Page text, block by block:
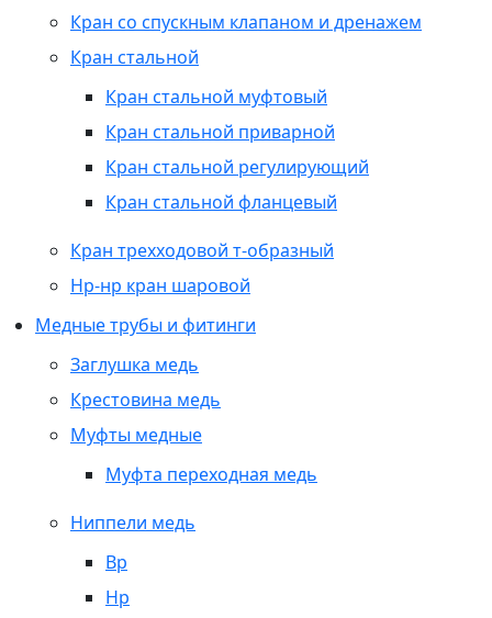
Кран со спускным клапаном и дренажем
Кран стальной
Кран стальной муфтовый
Кран стальной приварной
Кран стальной регулирующий
Кран стальной фланцевый
Кран трехходовой т-образный
Нр-нр кран шаровой
Медные трубы и фитинги
Заглушка медь
Крестовина медь
Муфты медные
Муфта переходная медь
Ниппели медь
Вр
Нр